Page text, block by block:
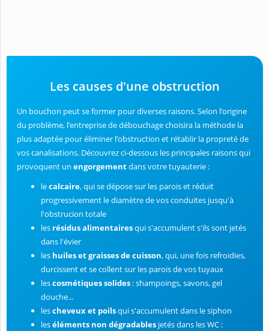
Les causes d'une obstruction
Un bouchon peut se former pour diverses raisons. Selon l’origine
du problème, l’entreprise de débouchage choisira la méthode la
plus adaptée pour éliminer l’obstruction et rétablir la propreté de
vos canalisations. Découvrez ci-dessous les principales raisons qui
provoquent un engorgementdans votre tuyauterie :
lecalcaire, qui se dépose sur les parois et réduit
progressivement le diamètre de vos conduites jusqu'à
l'obstrucion totale
les résidus alimentairesqui s'accumulent s'ils sont jetés
dans l'évier
les huiles et graisses de cuisson, qui, une fois refroidies,
durcissent et se collent sur les parois de vos tuyaux
lescosmétiques solides : shampoings, savons, gel
douche...
lescheveux et poilsqui s'accumulent dans le siphon
leséléments non dégradables jetés dans les WC :